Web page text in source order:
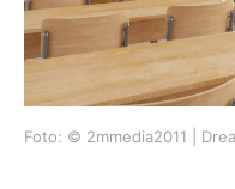
Foto: © 2mmedia2011 |